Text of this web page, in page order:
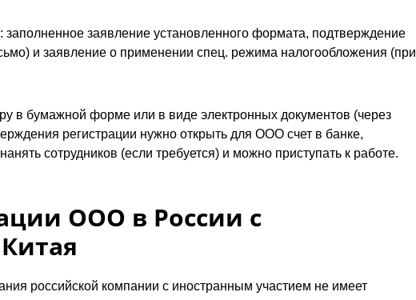
заполненное заявление установленного формата, подтверждение
и заявление о применении спец. режима налогообложения (при
в бумажной форме или в виде электронных документов (через
регистрации нужно открыть для ООО счет в банке,
сотрудников (если требуется) и можно приступать к работе.
ООО в России с
российской компании с иностранным участием не имеет